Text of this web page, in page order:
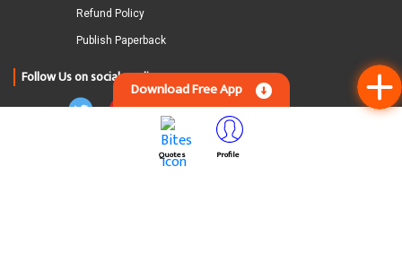
હરિ... Download Free App
Quotes Profile